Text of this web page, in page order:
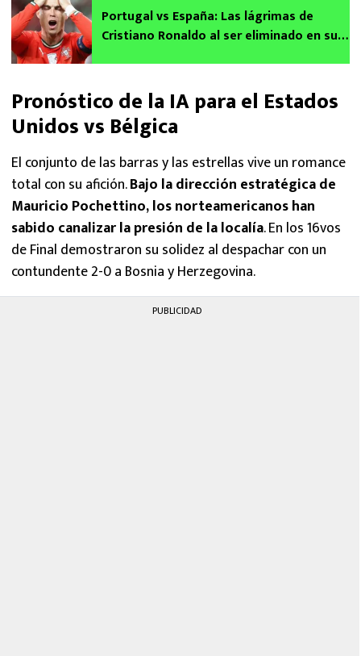
Portugal vs España: Las lágrimas de
Cristiano Ronaldo al ser eliminado en su
Pronóstico de la IA para el Estados
Unidos vs Bélgica
El conjunto de las barras y las estrellas vive un romance
total con su afición.Bajo la dirección estratégica de
Mauricio Pochettino, los norteamericanos han
sabido canalizar la presión de la localía. En los 16vos
de Final demostraron su solidez al despachar con un
contundente 2-0 a Bosnia y Herzegovina.
PUBLICIDAD